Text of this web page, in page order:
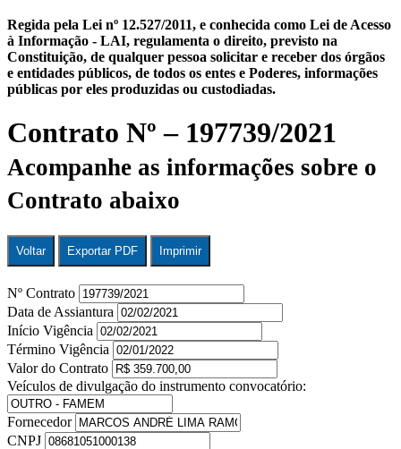
Regida pela Lei nº 12.527/2011, e conhecida como Lei de Acesso
à Informação - LAI, regulamenta o direito, previsto na
Constituição, de qualquer pessoa solicitar e receber dos órgãos
e entidades públicos, de todos os entes e Poderes, informações
públicas por eles produzidas ou custodiadas.
Contrato Nº – 197739/2021
Acompanhe as informações sobre o
Contrato abaixo
Voltar Exportar PDF Imprimir
Nº Contrato
Data de Assiantura
Início Vigência
Término Vigência
Valor do Contrato
Veículos de divulgação do instrumento convocatório:
Fornecedor
CNPJ